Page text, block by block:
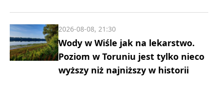
Wody w Wiśle jak na lekarstwo.
Poziom w Toruniu jest tylko nieco
wyższy niż najniższy w historii
2026-08-08, 21:30